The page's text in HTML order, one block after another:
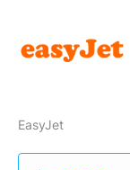
EasyJet